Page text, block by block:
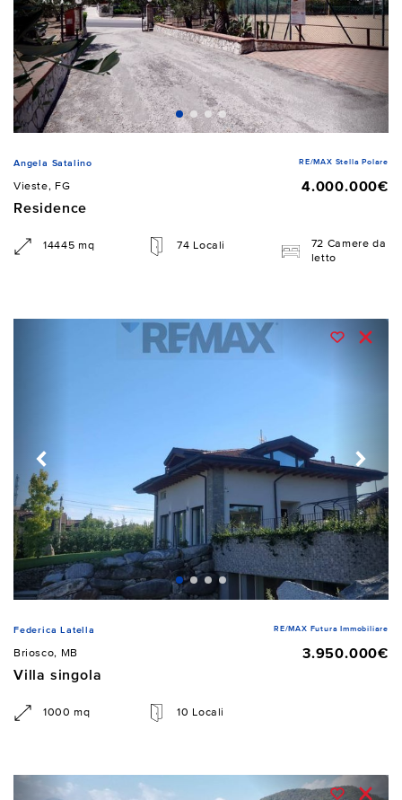
Angela Satalino RE/MAX Stella Polare
Vieste, FG
4.000.000€
Residence
14445 mq 74 Locali
72 Camere da
letto
Federica Latella RE/MAX Futura Immobiliare
Briosco, MB
3.950.000€
Villa singola
1000 mq 10 Locali